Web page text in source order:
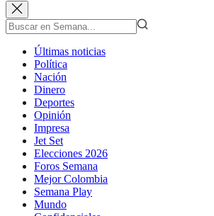
Últimas noticias
Política
Nación
Dinero
Deportes
Opinión
Impresa
Jet Set
Elecciones 2026
Foros Semana
Mejor Colombia
Semana Play
Mundo